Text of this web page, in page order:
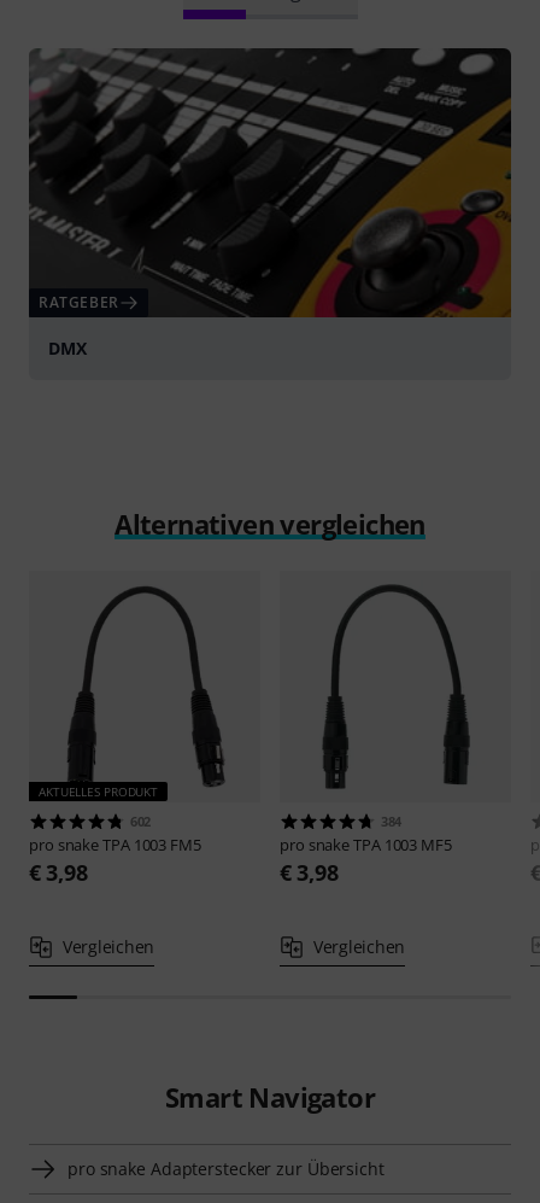
RATGEBER
DMX
Alternativen vergleichen
AKTUELLES PRODUKT
602
pro snakeTPA 1003 FM5
€ 3,98
Vergleichen
384
pro snakeTPA 1003 MF5
€ 3,98
Vergleichen
Smart Navigator
pro snake Adapterstecker zur Übersicht